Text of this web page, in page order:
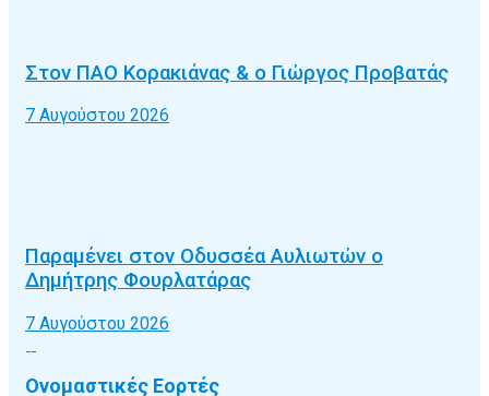
Στον ΠΑΟ Κορακιάνας & ο Γιώργος Προβατάς
7 Αυγούστου 2026
Παραμένει στον Οδυσσέα Αυλιωτών ο
Δημήτρης Φουρλατάρας
7 Αυγούστου 2026
Ονομαστικές Εορτές